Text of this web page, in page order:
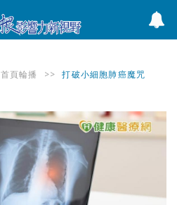
首頁輪播 >>
打破小細胞肺癌魔咒